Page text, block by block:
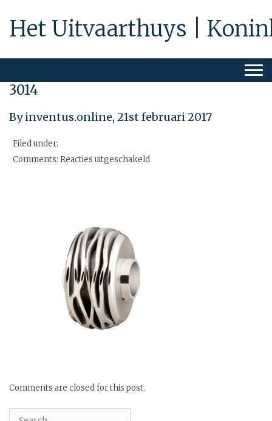
Het Uitvaarthuys |
3014
By inventus.online, 21st februari 2017
Filed under:
Comments: Reacties uitgeschakeld
Comments are closed for this post.